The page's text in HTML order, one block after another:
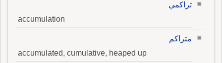
تراكمي
accumulation
متراكم
accumulated, cumulative, heaped up